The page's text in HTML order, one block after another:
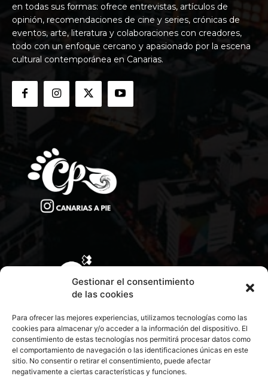
Gestionar el consentimiento
de las cookies
Para ofrecer las mejores experiencias, utilizamos tecnologías como las
cookies para almacenar y/o acceder a la información del dispositivo. El
consentimiento de estas tecnologías nos permitirá procesar datos como
el comportamiento de navegación o las identificaciones únicas en este
sitio. No consentir o retirar el consentimiento, puede afectar
negativamente a ciertas características y funciones.
en todas sus formas: ofrece entrevistas, artículos de
opinión, recomendaciones de cine y series, crónicas de
eventos, arte, literatura y colaboraciones con creadores,
todo con un enfoque cercano y apasionado por la escena
cultural contemporánea en Canarias.
CONTACTA CON NOSOTROS